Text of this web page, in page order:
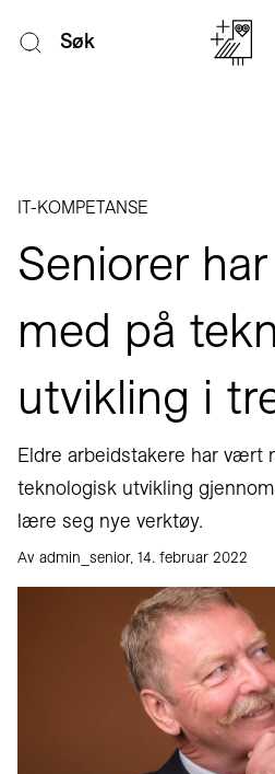
Søk
IT-KOMPETANSE
Seniorer
med på
utvikling i
Eldre arbeidstakere har vært
teknologisk utvikling
lære seg nye verktøy.
Av admin_senior, 14. februar 2022